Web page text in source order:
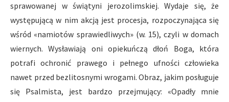
sprawowanej w świątyni jerozolimskiej. Wydaje się, że
występującą w nim akcją jest procesja, rozpoczynająca się
wśród «namiotów sprawiedliwych» (w. 15), czyli w domach
wiernych. Wysławiają oni opiekuńczą dłoń Boga, która
potrafi ochronić prawego i pełnego ufności człowieka
nawet przed bezlitosnymi wrogami. Obraz, jakim posługuje
się Psalmista, jest bardzo przejmujący: «Opadły mnie